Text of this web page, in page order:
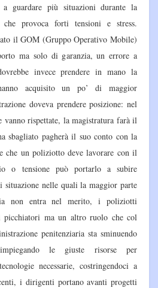
guardare più situazioni durante la
che provoca forti tensioni e stress.
il GOM (Gruppo Operativo Mobile)
ma solo di garanzia, un errore a
invece prendere in mano la
acquisito un po’ di maggior
doveva prendere posizione: nel
vanno rispettate, la magistratura farà il
sbagliato pagherà il suo conto con la
che un poliziotto deve lavorare con il
o tensione può portarlo a subire
nelle quali la maggior parte
non entra nel merito, i poliziotti
picchiatori ma un altro ruolo che col
penitenziaria sta sminuendo
le giuste risorse per
necessarie, costringendoci a
i dirigenti portano avanti progetti